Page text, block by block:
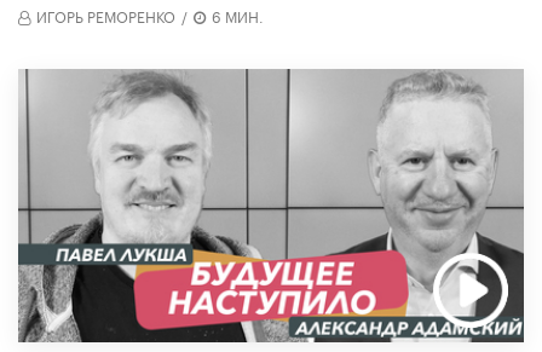
ИГОРЬ РЕМОРЕНКО / 6 МИН.